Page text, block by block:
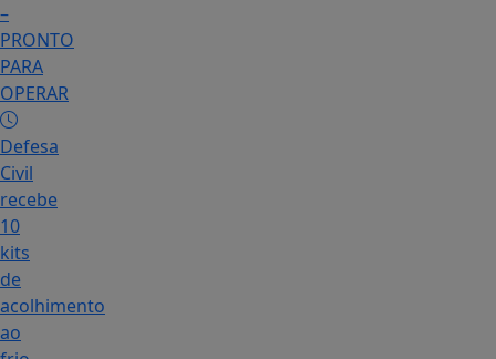
–
PRONTO
PARA
OPERAR
Defesa
Civil
recebe
10
kits
de
acolhimento
ao